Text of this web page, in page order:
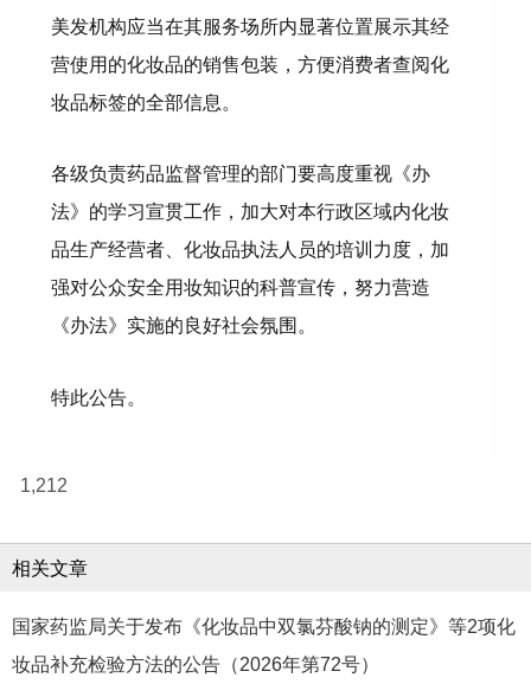
美发机构应当在其服务场所内显著位置展示其经
营使用的化妆品的销售包装，方便消费者查阅化
妆品标签的全部信息。
各级负责药品监督管理的部门要高度重视《办
法》的学习宣贯工作，加大对本行政区域内化妆
品生产经营者、化妆品执法人员的培训力度，加
强对公众安全用妆知识的科普宣传，努力营造
《办法》实施的良好社会氛围。
特此公告。
1,212
相关文章
国家药监局关于发布《化妆品中双氯芬酸钠的测定》等2项化
妆品补充检验方法的公告（2026年第72号）